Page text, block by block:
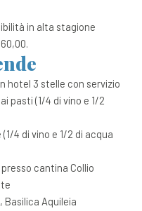
in alta stagione
hotel 3 stelle con servizio
pasti (1/4 di vino e 1/2
4 di vino e 1/2 di acqua
cantina Collio
Basilica Aquileia